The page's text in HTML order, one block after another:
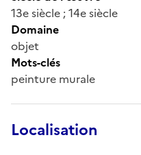
13e siècle ; 14e siècle
Domaine
objet
Mots-clés
peinture murale
Localisation